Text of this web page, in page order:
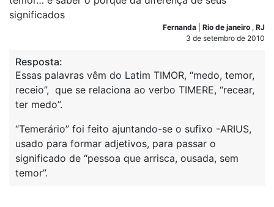
significados
Fernanda Rio de janeiro , RJ
3 de setembro de 2010
Resposta:
Essas palavras vêm do Latim TIMOR, “medo, temor,
receio”, que se relaciona ao verbo TIMERE, “recear,
ter medo”.
“Temerário” foi feito ajuntando-se o sufixo -ARIUS,
usado para formar adjetivos, para passar o
significado de “pessoa que arrisca, ousada, sem
temor”.